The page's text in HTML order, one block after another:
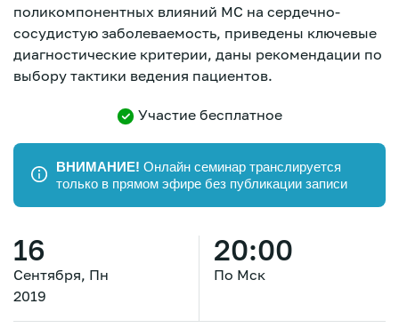
Зарегистрироваться
16
Сентября, Пн
2019
20:00
По Мск
поликомпонентных влияний МС на сердечно-
сосудистую заболеваемость, приведены ключевые
диагностические критерии, даны рекомендации по
выбору тактики ведения пациентов.
Участие бесплатное
ВНИМАНИЕ! Онлайн семинар транслируется
только в прямом эфире без публикации записи